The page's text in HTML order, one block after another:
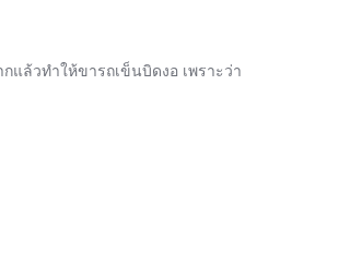
ล้วทำให้ขารถเข็นบิดงอ เพราะว่า